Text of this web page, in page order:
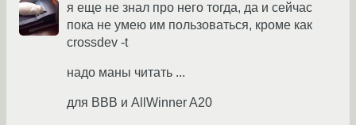
я еще не знал про него тогда, да и сейчас
пока не умею им пользоваться, кроме как
crossdev -t
надо маны читать ...
для BBB и AllWinner A20